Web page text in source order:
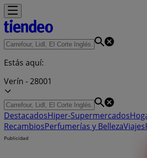
Estás aquí:
Verín - 28001
DestacadosHiper-Supermercados
RecambiosPerfumerías y BellezaViajes
Publicidad